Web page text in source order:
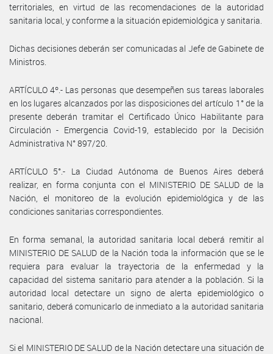
territoriales, en virtud de las recomendaciones de la autoridad
sanitaria local, y conforme a la situación epidemiológica y sanitaria.
Dichas decisiones deberán ser comunicadas al Jefe de Gabinete de
Ministros.
ARTÍCULO 4º.- Las personas que desempeñen sus tareas laborales
en los lugares alcanzados por las disposiciones del artículo 1° de la
presente deberán tramitar el Certificado Único Habilitante para
Circulación - Emergencia Covid-19, establecido por la Decisión
Administrativa N° 897/20.
ARTÍCULO 5°.- La Ciudad Autónoma de Buenos Aires deberá
realizar, en forma conjunta con el MINISTERIO DE SALUD de la
Nación, el monitoreo de la evolución epidemiológica y de las
condiciones sanitarias correspondientes.
En forma semanal, la autoridad sanitaria local deberá remitir al
MINISTERIO DE SALUD de la Nación toda la información que se le
requiera para evaluar la trayectoria de la enfermedad y la
capacidad del sistema sanitario para atender a la población. Si la
autoridad local detectare un signo de alerta epidemiológico o
sanitario, deberá comunicarlo de inmediato a la autoridad sanitaria
nacional.
Si el MINISTERIO DE SALUD de la Nación detectare una situación de